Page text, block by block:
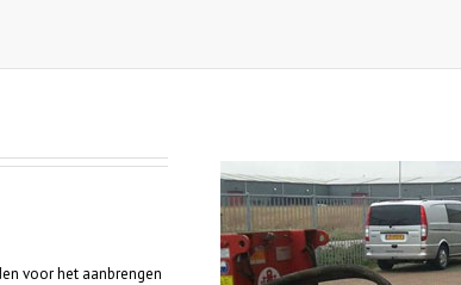
voor het aanbrengen